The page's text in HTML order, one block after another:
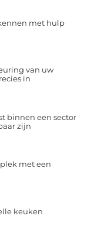
met hulp
van uw
in
binnen een sector
zijn
met een
keuken